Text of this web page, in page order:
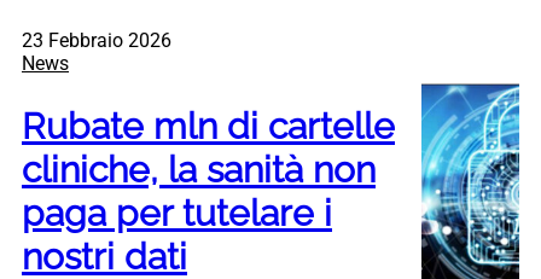
23 Febbraio 2026
News
Rubate mln di cartelle
cliniche, la sanità non
paga per tutelare i
nostri dati